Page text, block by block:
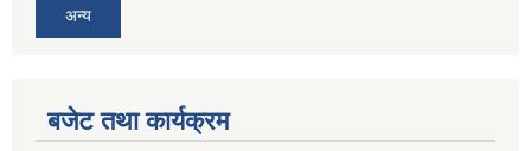
अन्य
बजेट तथा कार्यक्रम